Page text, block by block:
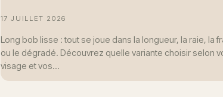
17 JUILLET 2026
Long bob lisse : tout se joue dans la longueur, la raie, la
ou le dégradé. Découvrez quelle variante choisir selon
visage et vos…